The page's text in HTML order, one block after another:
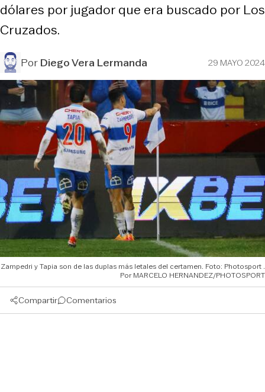
dólares por jugador que era buscado por Los
Cruzados.
PorDiego Vera Lermanda 29 MAYO 2024
Zampedri y Tapia son de las duplas más letales del certamen. Foto: Photosport
MARCELO HERNANDEZ/PHOTOSPORT
Compartir Comentarios